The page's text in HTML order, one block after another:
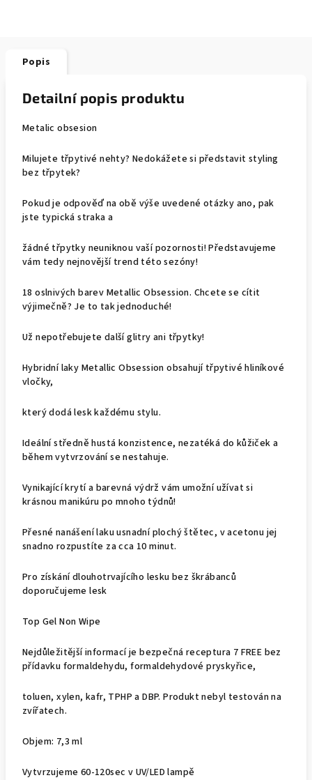
Popis
Detailní popis produktu
Metalic obsesion
Milujete třpytivé nehty? Nedokážete si představit styling
bez třpytek?
Pokud je odpověď na obě výše uvedené otázky ano, pak
jste typická straka a
žádné třpytky neuniknou vaší pozornosti! Představujeme
vám tedy nejnovější trend této sezóny!
18 oslnivých barev Metallic Obsession. Chcete se cítit
výjimečně? Je to tak jednoduché!
Už nepotřebujete další glitry ani třpytky!
Hybridní laky Metallic Obsession obsahují třpytivé hliníkové
vločky,
který dodá lesk každému stylu.
Ideální středně hustá konzistence, nezatéká do kůžiček a
během vytvrzování se nestahuje.
Vynikající krytí a barevná výdrž vám umožní užívat si
krásnou manikúru po mnoho týdnů!
Přesné nanášení laku usnadní plochý štětec, v acetonu jej
snadno rozpustíte za cca 10 minut.
Pro získání dlouhotrvajícího lesku bez škrábanců
doporučujeme lesk
Top Gel Non Wipe
Nejdůležitější informací je bezpečná receptura 7 FREE bez
přídavku formaldehydu, formaldehydové pryskyřice,
toluen, xylen, kafr, TPHP a DBP. Produkt nebyl testován na
zvířatech.
Objem: 7,3 ml
Vytvrzujeme 60-120sec v UV/LED lampě